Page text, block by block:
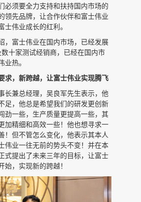
必须要全力支持和扶持国内市场的
领先品牌，让合作伙伴和富士伟业
士伟业成长的红利。
，富士伟业在国内市场，已经发展
数十家测试经销商，已经在国内市
业热。
求，新跨越，让富士伟业实现腾飞
长兼总经理，吴良军先生表示，他
足，他总是希望我们的研发更创新
劲一些，生产质量更提高一些，其
加精细和高效一些！他也想寻求一
！但不管怎么变化，他表示其本人
伟业一往无前的势头不变！并在本
式提出了未来三年的目标，让富士
始，实现新的跨越！